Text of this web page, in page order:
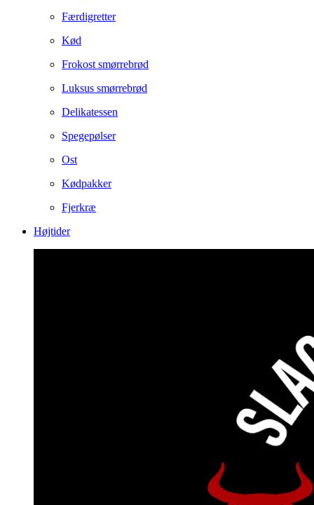
Færdigretter
Kød
Frokost smørrebrød
Luksus smørrebrød
Delikatessen
Spegepølser
Ost
Kødpakker
Fjerkræ
Højtider